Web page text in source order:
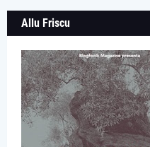
Allu Friscu